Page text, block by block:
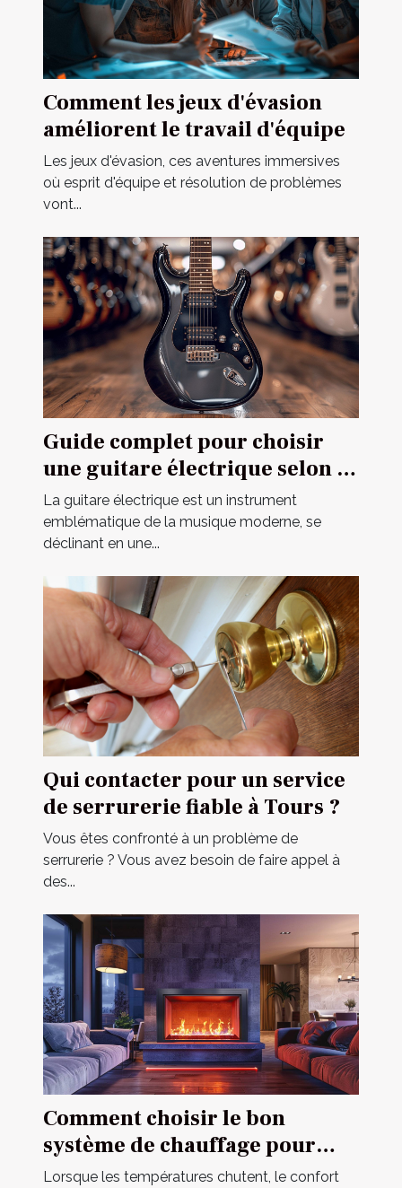
Comment les jeux d'évasion
améliorent le travail d'équipe
Les jeux d'évasion, ces aventures immersives
où esprit d'équipe et résolution de problèmes
vont...
Guide complet pour choisir
une guitare électrique selon sa
construction
La guitare électrique est un instrument
emblématique de la musique moderne, se
déclinant en une...
Qui contacter pour un service
de serrurerie fiable à Tours ?
Vous êtes confronté à un problème de
serrurerie ? Vous avez besoin de faire appel à
des...
Comment choisir le bon
système de chauffage pour
votre domicile
Lorsque les températures chutent, le confort